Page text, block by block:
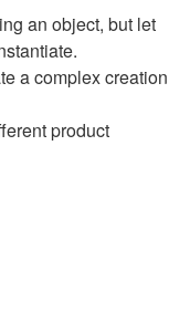
an object, but let
a complex creation
product